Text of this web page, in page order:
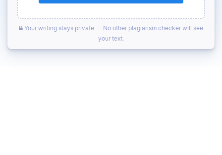
Your writing stays private — No other plagiarism checker will see
your text.